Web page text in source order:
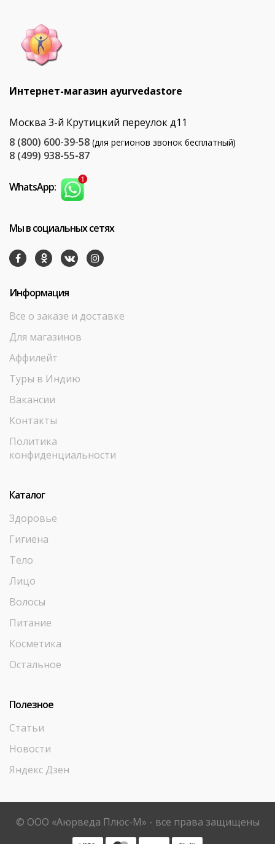
Интернет-магазин ayurvedastore
Москва 3-й Крутицкий переулок д11
8 (800) 600-39-58 (для регионов звонок бесплатный)
8 (499) 938-55-87
WhatsApp:
Мы в социальных сетях
Информация
Все о заказе и доставке
Для магазинов
Аффилейт
Туры в Индию
Вакансии
Контакты
Политика
конфиденциальности
Каталог
Здоровье
Гигиена
Тело
Лицо
Волосы
Питание
Косметика
Остальное
Полезное
Статьи
Новости
Яндекс Дзен
© ООО «Аюрведа Плюс-М» - все права защищены